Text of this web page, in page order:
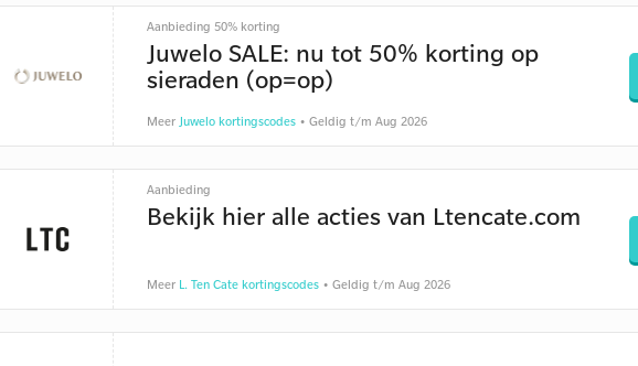
Aanbieding 50% korting
Juwelo SALE: nu tot 50% korting op
sieraden (op=op)
Meer Juwelo kortingscodes• Geldig t/m Aug 2026
Aanbieding
Bekijk hier alle acties van Ltencate.com
Meer L. Ten Cate kortingscodes• Geldig t/m Aug 2026